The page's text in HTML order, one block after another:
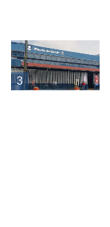
3